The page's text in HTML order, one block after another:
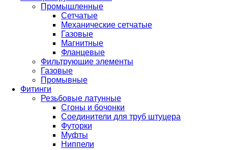
Промышленные
Сетчатые
Механические сетчатые
Газовые
Магнитные
Фланцевые
Фильтрующие элементы
Газовые
Промывные
Фитинги
Резьбовые латунные
Сгоны и бочонки
Соединители для труб штуцера
Футорки
Муфты
Ниппели